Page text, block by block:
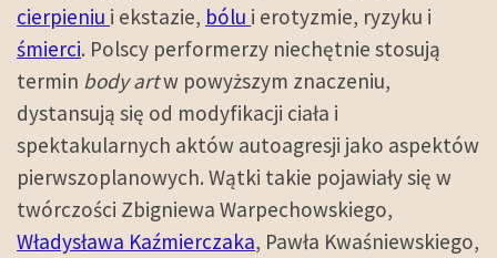
cierpieniu i ekstazie, bólu i erotyzmie, ryzyku i
śmierci. Polscy performerzy niechętnie stosują
termin body artw powyższym znaczeniu,
dystansują się od modyfikacji ciała i
spektakularnych aktów autoagresji jako aspektów
pierwszoplanowych. Wątki takie pojawiały się w
twórczości Zbigniewa Warpechowskiego,
Władysława Kaźmierczaka, Pawła Kwaśniewskiego,